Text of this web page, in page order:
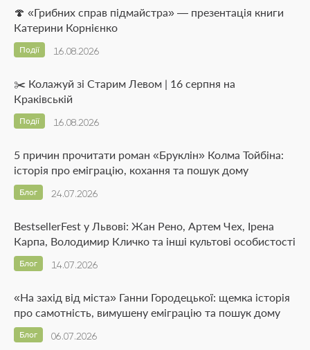
🍄 «Грибних справ підмайстра» — презентація книги
Катерини Корнієнко
16.08.2026
Події
✂️ Колажуй зі Старим Левом | 16 серпня на
Краківській
16.08.2026
Події
5 причин прочитати роман «Бруклін» Колма Тойбіна:
історія про еміграцію, кохання та пошук дому
24.07.2026
Блог
BestsellerFest у Львові: Жан Рено, Артем Чех, Ірена
Карпа, Володимир Кличко та інші культові особистості
14.07.2026
Блог
«На захід від міста» Ганни Городецької: щемка історія
про самотність, вимушену еміграцію та пошук дому
06.07.2026
Блог